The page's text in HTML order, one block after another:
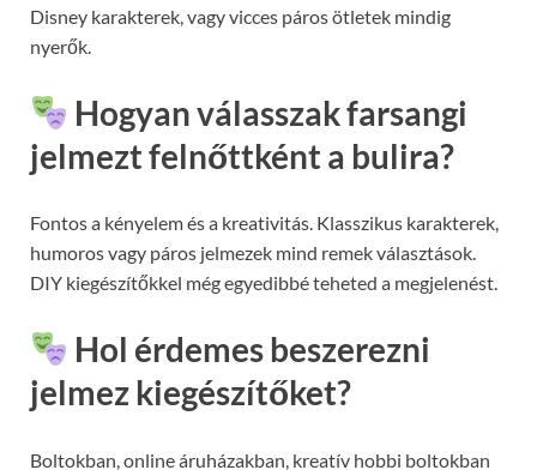
Disney karakterek, vagy vicces páros ötletek mindig
nyerők.
Hogyan válasszak farsangi
jelmezt felnőttként a bulira?
Fontos a kényelem és a kreativitás. Klasszikus karakterek,
humoros vagy páros jelmezek mind remek választások.
DIY kiegészítőkkel még egyedibbé teheted a megjelenést.
Hol érdemes beszerezni
jelmez kiegészítőket?
Boltokban, online áruházakban, kreatív hobbi boltokban